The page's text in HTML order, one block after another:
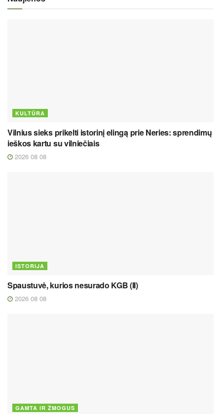
KULTŪRA
Vilnius sieks prikelti istorinį elingą prie Neries: sprendimų
ieškos kartu su vilniečiais
2026 08 08
ISTORIJA
Spaustuvė, kurios nesurado KGB (II)
2026 08 08
GAMTA IR ŽMOGUS